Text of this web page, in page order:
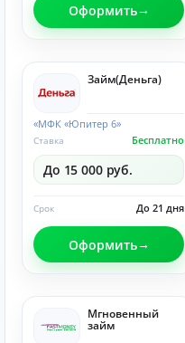
Оформить
Займ(Деньга)
«МФК «Юпитер 6»
Бесплатно
Ставка
До 15 000 руб.
До 21 дня
Срок
Оформить
Мгновенный
займ